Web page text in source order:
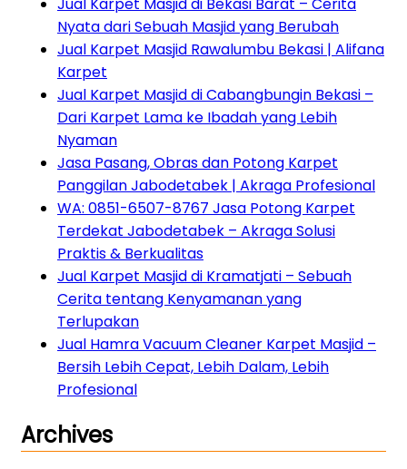
Nyata dari Sebuah Masjid yang Berubah
Jual Karpet Masjid Rawalumbu Bekasi | Alifana
Karpet
Jual Karpet Masjid di Cabangbungin Bekasi –
Dari Karpet Lama ke Ibadah yang Lebih
Nyaman
Jasa Pasang, Obras dan Potong Karpet
Panggilan Jabodetabek | Akraga Profesional
WA: 0851-6507-8767 Jasa Potong Karpet
Terdekat Jabodetabek – Akraga Solusi
Praktis & Berkualitas
Jual Karpet Masjid di Kramatjati – Sebuah
Cerita tentang Kenyamanan yang
Terlupakan
Jual Hamra Vacuum Cleaner Karpet Masjid –
Bersih Lebih Cepat, Lebih Dalam, Lebih
Profesional
Archives